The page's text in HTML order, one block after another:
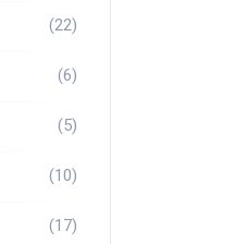
(22)
(6)
(5)
(10)
(17)